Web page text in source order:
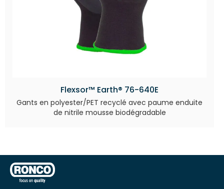
Flexsor™ Earth® 76-640E
Gants en polyester/PET recyclé avec paume enduite
de nitrile mousse biodégradable